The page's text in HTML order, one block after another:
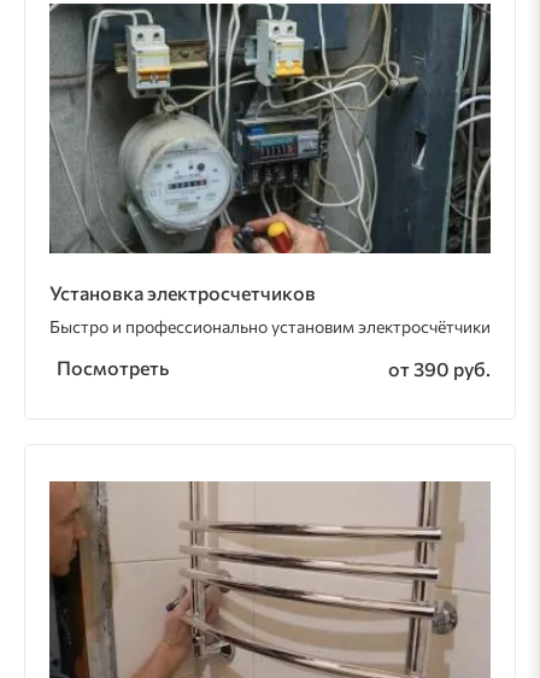
Установка электросчетчиков
Быстро и профессионально установим электросчётчики
Посмотреть от 390 руб.